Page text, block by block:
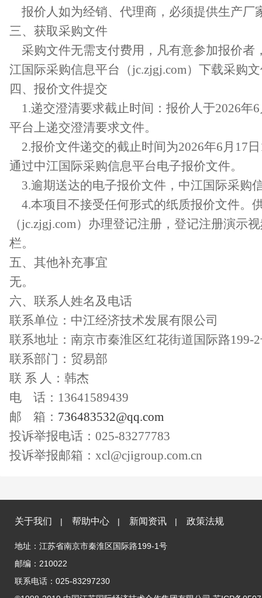
报价人如为经销、代理商，必须提供生产厂
三、 获取采购文件
采购文件无需支付费用，凡有意参加报价者
江国际采购信息平台 （jc.zjgj.com） 下载采购
四、 报价文件提交
1.递交澄清要求截止时间：报价人于2026年6
平台上递交澄清要求文件。
2.报价文件递交的截止时间为2026年6月 17 日
通过中江国际采购信息平台电子报价文件。
3.逾期送达的电子报价文件，中江国际采购
4.本项目不接受任何形式的纸质报价文件。
（jc.zjgj.com） 办理登记注册，登记注册演示
栏。
五、其他补充事宜
无。
六、 联系人姓名及电话
联系单位： 中江经济技术发展有限公司
联系地址： 南京市秦淮区红花街道国际路199-
联系部门： 贸易部
联 系 人： 韩杰
电
话： 13641589439
邮
箱： 736483532@qq.com
投诉举报电话： 025-83277783
投诉举报邮箱： xcl@cjigroup.com.cn
关于我们 | 帮助中心 | 新闻资讯 | 政策法规
地址：江苏省南京市秦淮区国际路199-1号
邮编：210022
联系电话：025-83297230